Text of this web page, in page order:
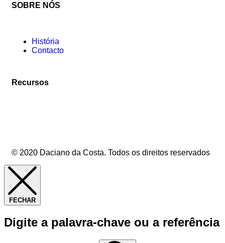
SOBRE NÓS
História
Contacto
Recursos
© 2020 Daciano da Costa. Todos os direitos reservados
FECHAR
Digite a palavra-chave ou a referência